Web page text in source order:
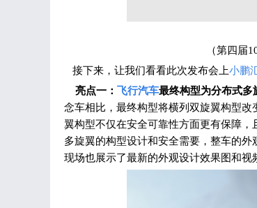
（第四届
接下来，让我们看看此次发布会上小鹏
亮点一： 飞行汽车最终构型为分布式多
念车相比，最终构型将横列双旋翼构型
翼构型不仅在安全可靠性方面更有保障
多旋翼的构型设计和安全需要，整车的
现场也展示了最新的外观设计效果图和视